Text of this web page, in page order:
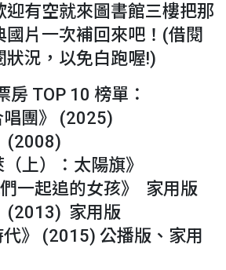
迎有空就來圖書館三樓把那
國片一次補回來吧！(借閱
狀況，以免白跑喔!)
房 TOP 10 榜單：
團》 (2025)
(2008)
上）：太陽旗》
一起追的女孩》 家用版
(2013) 家用版
》 (2015) 公播版、家用